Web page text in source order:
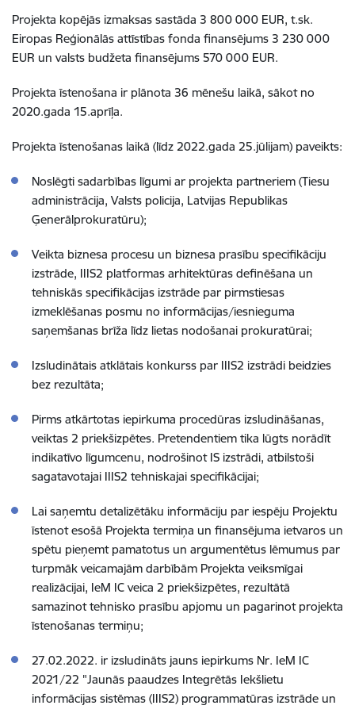
Projekta kopējās izmaksas sastāda 3 800 000 EUR, t.sk.
Eiropas Reģionālās attīstības fonda finansējums 3 230 000
EUR un valsts budžeta finansējums 570 000 EUR.
Projekta īstenošana ir plānota 36 mēnešu laikā, sākot no
2020.gada 15.aprīļa.
Projekta īstenošanas laikā (līdz 2022.gada 25.jūlijam) paveikts:
Noslēgti sadarbības līgumi ar projekta partneriem (Tiesu
administrācija, Valsts policija, Latvijas Republikas
Ģenerālprokuratūru);
Veikta biznesa procesu un biznesa prasību specifikāciju
izstrāde, IIIS2 platformas arhitektūras definēšana un
tehniskās specifikācijas izstrāde par pirmstiesas
izmeklēšanas posmu no informācijas/iesnieguma
saņemšanas brīža līdz lietas nodošanai prokuratūrai;
Izsludinātais atklātais konkurss par IIIS2 izstrādi beidzies
bez rezultāta;
Pirms atkārtotas iepirkuma procedūras izsludināšanas,
veiktas 2 priekšizpētes. Pretendentiem tika lūgts norādīt
indikatīvo līgumcenu, nodrošinot IS izstrādi, atbilstoši
sagatavotajai IIIS2 tehniskajai specifikācijai;
Lai saņemtu detalizētāku informāciju par iespēju Projektu
īstenot esošā Projekta termiņa un finansējuma ietvaros un
spētu pieņemt pamatotus un argumentētus lēmumus par
turpmāk veicamajām darbībām Projekta veiksmīgai
realizācijai, IeM IC veica 2 priekšizpētes, rezultātā
samazinot tehnisko prasību apjomu un pagarinot projekta
īstenošanas termiņu;
27.02.2022. ir izsludināts jauns iepirkums Nr. IeM IC
2021/22 "Jaunās paaudzes Integrētās Iekšlietu
informācijas sistēmas (IIIS2) programmatūras izstrāde un